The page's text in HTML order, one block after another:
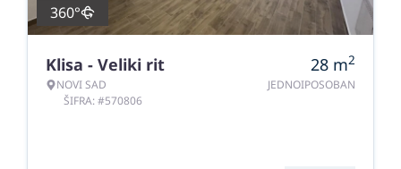
360°
Klisa - Veliki rit
NOVI SAD
ŠIFRA: #570806
28 m2
JEDNOIPOSOBAN